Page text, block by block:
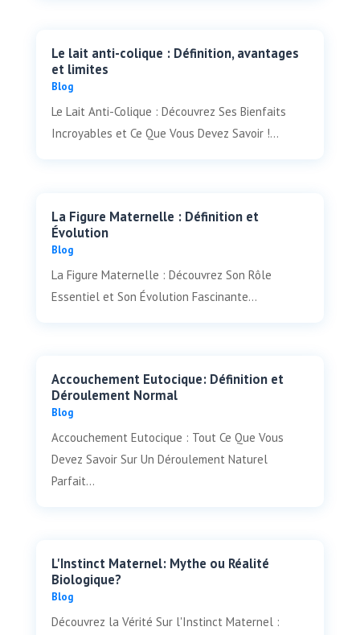
Le lait anti-colique : Définition, avantages
et limites
Blog
Le Lait Anti-Colique : Découvrez Ses Bienfaits
Incroyables et Ce Que Vous Devez Savoir !...
La Figure Maternelle : Définition et
Évolution
Blog
La Figure Maternelle : Découvrez Son Rôle
Essentiel et Son Évolution Fascinante...
Accouchement Eutocique: Définition et
Déroulement Normal
Blog
Accouchement Eutocique : Tout Ce Que Vous
Devez Savoir Sur Un Déroulement Naturel
Parfait...
L'Instinct Maternel: Mythe ou Réalité
Biologique?
Blog
Découvrez la Vérité Sur l'Instinct Maternel :